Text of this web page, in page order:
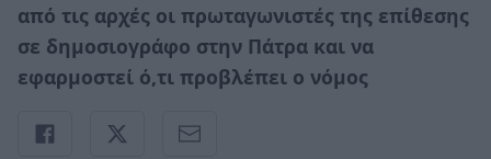
από τις αρχές οι πρωταγωνιστές της επίθεσης
σε δημοσιογράφο στην Πάτρα και να
εφαρμοστεί ό,τι προβλέπει ο νόμος